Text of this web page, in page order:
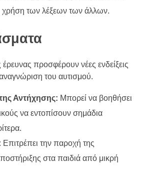
χρήση των λέξεων των άλλων.
προσφέρουν νέες ενδείξεις
του αυτισμού.
Αντήχησης: Μπορεί να βοηθήσει
να εντοπίσουν σημάδια
Επιτρέπει την παροχή της
στα παιδιά από μικρή